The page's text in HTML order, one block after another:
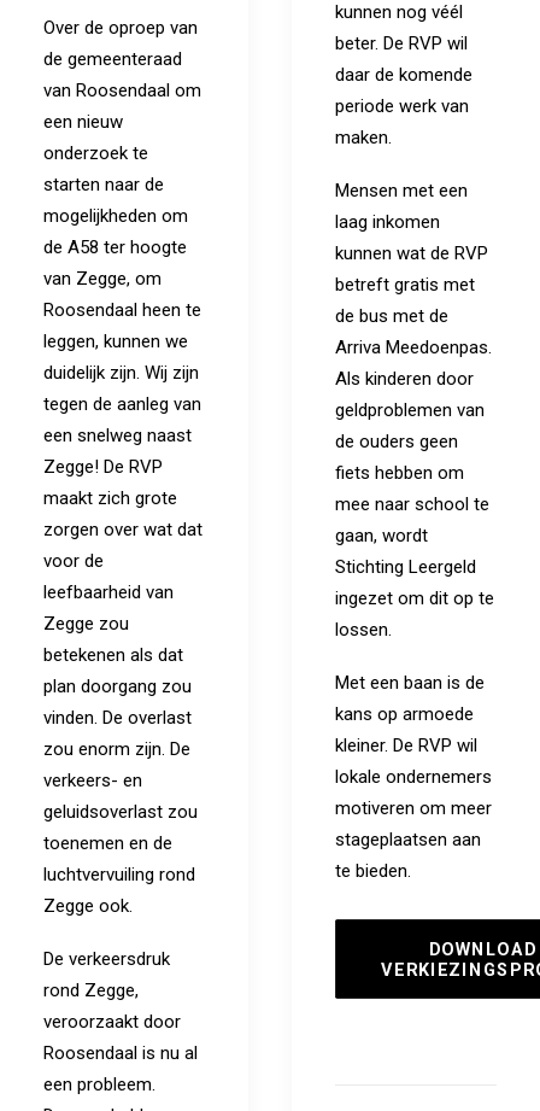
Over de oproep van
de gemeenteraad
van Roosendaal om
een nieuw
onderzoek te
starten naar de
mogelijkheden om
de A58 ter hoogte
van Zegge, om
Roosendaal heen te
leggen, kunnen we
duidelijk zijn. Wij zijn
tegen de aanleg van
een snelweg naast
Zegge! De RVP
maakt zich grote
zorgen over wat dat
voor de
leefbaarheid van
Zegge zou
betekenen als dat
plan doorgang zou
vinden. De overlast
zou enorm zijn. De
verkeers- en
geluidsoverlast zou
toenemen en de
luchtvervuiling rond
Zegge ook.
De verkeersdruk
rond Zegge,
veroorzaakt door
Roosendaal is nu al
een probleem.
kunnen nog véél
beter. De RVP wil
daar de komende
periode werk van
maken.
Mensen met een
laag inkomen
kunnen wat de RVP
betreft gratis met
de bus met de
Arriva Meedoenpas.
Als kinderen door
geldproblemen van
de ouders geen
fiets hebben om
mee naar school te
gaan, wordt
Stichting Leergeld
ingezet om dit op te
lossen.
Met een baan is de
kans op armoede
kleiner. De RVP wil
lokale ondernemers
motiveren om meer
stageplaatsen aan
te bieden.